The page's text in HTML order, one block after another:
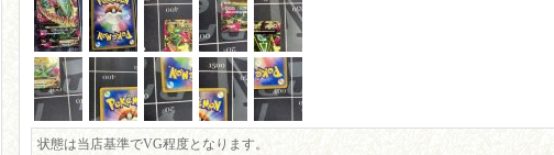
状態は当店基準でVG程度となります。